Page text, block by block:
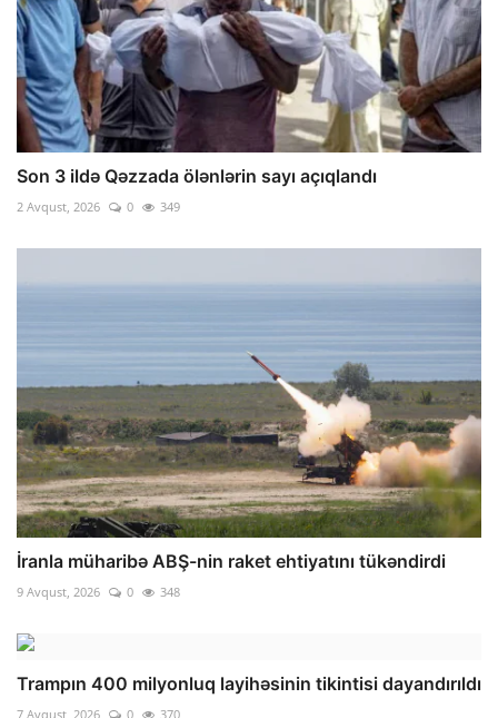
Son 3 ildə Qəzzada ölənlərin sayı açıqlandı
2 Avqust, 2026 0 349
İranla müharibə ABŞ-nin raket ehtiyatını tükəndirdi
9 Avqust, 2026 0 348
Trampın 400 milyonluq layihəsinin tikintisi dayandırıldı
7 Avqust, 2026 0 370